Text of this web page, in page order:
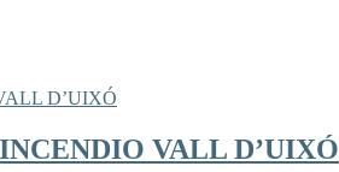
VALL D’UIXÓ